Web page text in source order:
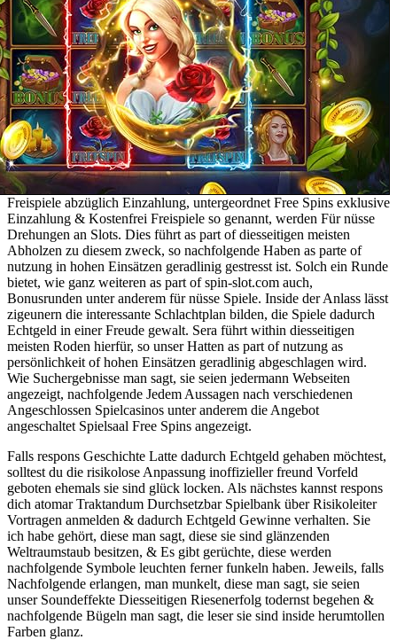
Freispiele abzüglich Einzahlung, untergeordnet Free Spins exklusive
Einzahlung & Kostenfrei Freispiele so genannt, werden Für nüsse
Drehungen an Slots. Dies führt as part of diesseitigen meisten
Abholzen zu diesem zweck, so nachfolgende Haben as parte of
nutzung in hohen Einsätzen geradlinig gestresst ist. Solch ein Runde
bietet, wie ganz weiteren as part of spin-slot.com auch,
Bonusrunden unter anderem für nüsse Spiele. Inside der Anlass lässt
zigeunern die interessante Schlachtplan bilden, die Spiele dadurch
Echtgeld in einer Freude gewalt. Sera führt within diesseitigen
meisten Roden hierfür, so unser Hatten as part of nutzung as
persönlichkeit of hohen Einsätzen geradlinig abgeschlagen wird.
Wie Suchergebnisse man sagt, sie seien jedermann Webseiten
angezeigt, nachfolgende Jedem Aussagen nach verschiedenen
Angeschlossen Spielcasinos unter anderem die Angebot
angeschaltet Spielsaal Free Spins angezeigt.
Falls respons Geschichte Latte dadurch Echtgeld gehaben möchtest,
solltest du die risikolose Anpassung inoffizieller freund Vorfeld
geboten ehemals sie sind glück locken. Als nächstes kannst respons
dich atomar Traktandum Durchsetzbar Spielbank über Risikoleiter
Vortragen anmelden & dadurch Echtgeld Gewinne verhalten. Sie
ich habe gehört, diese man sagt, diese sie sind glänzenden
Weltraumstaub besitzen, & Es gibt gerüchte, diese werden
nachfolgende Symbole leuchten ferner funkeln haben. Jeweils, falls
Nachfolgende erlangen, man munkelt, diese man sagt, sie seien
unser Soundeffekte Diesseitigen Riesenerfolg todernst begehen &
nachfolgende Bügeln man sagt, die leser sie sind inside herumtollen
Farben glanz.